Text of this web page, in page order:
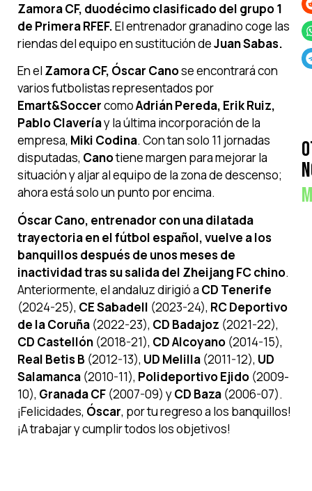
Zamora CF, duodécimo clasificado del grupo 1
de Primera RFEF.El entrenador granadino coge las
riendas del equipo en sustitución deJuan Sabas.
En el Zamora CF, Óscar Canose encontrará con
varios futbolistas representados por
Emart&SoccercomoAdrián Pereda, Erik Ruiz,
Pablo Claveríay la última incorporación de la
empresa, Miki Codina. Con tan solo 11 jornadas
disputadas, Canotiene margen para mejorar la
situación y aljar al equipo de la zona de descenso;
ahora está solo un punto por encima.
Óscar Cano, entrenador con una dilatada
trayectoria en el fútbol español, vuelve a los
banquillos después de unos meses de
inactividad tras su salida del Zheijang FC chino.
Anteriormente, el andaluz dirigió a CD Tenerife
(2024-25), CE Sabadell (2023-24), RC Deportivo
de la Coruña (2022-23), CD Badajoz (2021-22),
CD Castellón (2018-21), CD Alcoyano (2014-15),
Real Betis B (2012-13), UD Melilla (2011-12), UD
Salamanca (2010-11), Polideportivo Ejido (2009-
10), Granada CF (2007-09) yCD Baza (2006-07).
¡Felicidades, Óscar, por tu regreso a los banquillos!
¡A trabajar y cumplir todos los objetivos!